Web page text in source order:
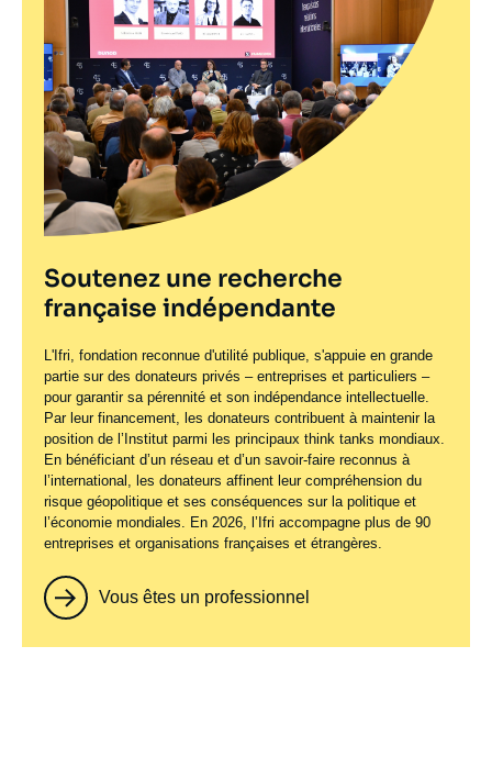
Soutenez une recherche
française indépendante
L'Ifri, fondation reconnue d'utilité publique, s'appuie en grande
partie sur des donateurs privés – entreprises et particuliers –
pour garantir sa pérennité et son indépendance intellectuelle.
Par leur financement, les donateurs contribuent à maintenir la
position de l’Institut parmi les principaux think tanks mondiaux.
En bénéficiant d’un réseau et d’un savoir-faire reconnus à
l’international, les donateurs affinent leur compréhension du
risque géopolitique et ses conséquences sur la politique et
l’économie mondiales. En 2026, l’Ifri accompagne plus de 90
entreprises et organisations françaises et étrangères.
Vous êtes un professionnel